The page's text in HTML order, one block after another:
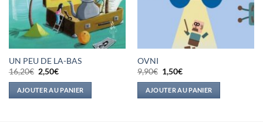
UN PEU DE LA-BAS
16,20€ Le
prix
initial
était :
16,20€.
2,50€Le
actuel
est :
2,50€.
AJOUTER AU PANIER
OVNI
9,90€ Le
prix
initial
était :
9,90€.
1,50€Le
actuel
est :
1,50€.
AJOUTER AU PANIER